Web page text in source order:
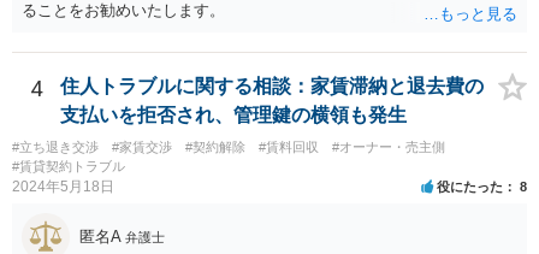
ることをお勧めいたします。
4
住人トラブルに関する相談：家賃滞納と退去費の
支払いを拒否され、管理鍵の横領も発生
#立ち退き交渉 #家賃交渉 #契約解除 #賃料回収
#オーナー・売主側
#賃貸契約トラブル
2024年5月18日 役にたった 8
匿名A 弁護士